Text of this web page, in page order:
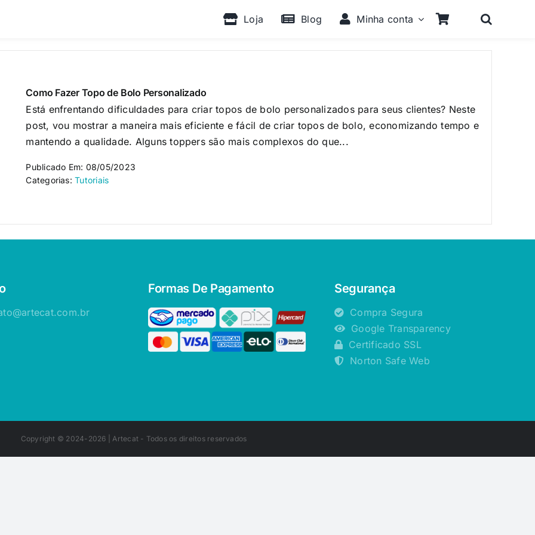
Loja Blog Minha conta
Como Fazer Topo de Bolo Personalizado
Está enfrentando dificuldades para criar topos de bolo personalizados para seus clientes? Neste
post, vou mostrar a maneira mais eficiente e fácil de criar topos de bolo, economizando tempo e
mantendo a qualidade. Alguns toppers são mais complexos do que...
Publicado Em: 08/05/2023
Categorias:Tutoriais
Formas De Pagamento Segurança
Compra Segura
Google Transparency
Certificado SSL
Norton Safe Web
Copyright © 2024-2026 |Artecat - Todos os direitos reservados